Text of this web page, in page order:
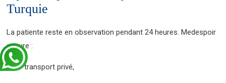
Turquie
La patiente reste en observation pendant 24 heures. Medespoir
assure :
transport privé,